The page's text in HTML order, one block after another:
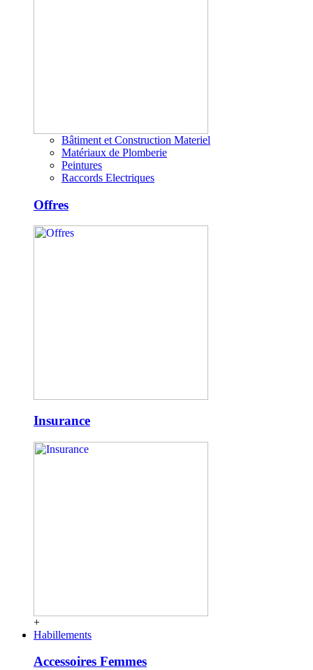
Bâtiment et Construction Materiel
Matériaux de Plomberie
Peintures
Raccords Electriques
Offres
Insurance
+
Habillements
Accessoires Femmes